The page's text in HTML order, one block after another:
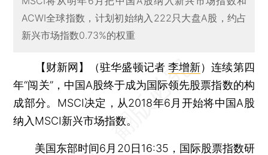
ACWI全球指数，计划初始纳入222只大盘A股，约占
新兴市场指数0.73%的权重
【财新网】（驻华盛顿记者 李增新）连续第四
年“闯关”，中国A股终于成为国际领先股票指数的构
成部分。MSCI决定，从2018年6月开始将中国A股
纳入MSCI新兴市场指数。
美国东部时间6月20日16:35，国际股票指数研